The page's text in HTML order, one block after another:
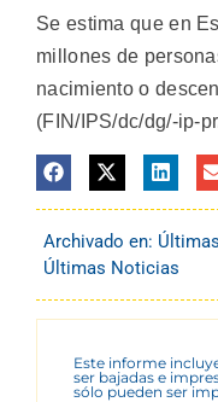
Se estima que en
millones de
nacimiento o
(FIN/IPS/dc/dg/-ip-
Archivado en:
Últimas Noticias
Este informe
ser bajadas e
sólo pueden ser